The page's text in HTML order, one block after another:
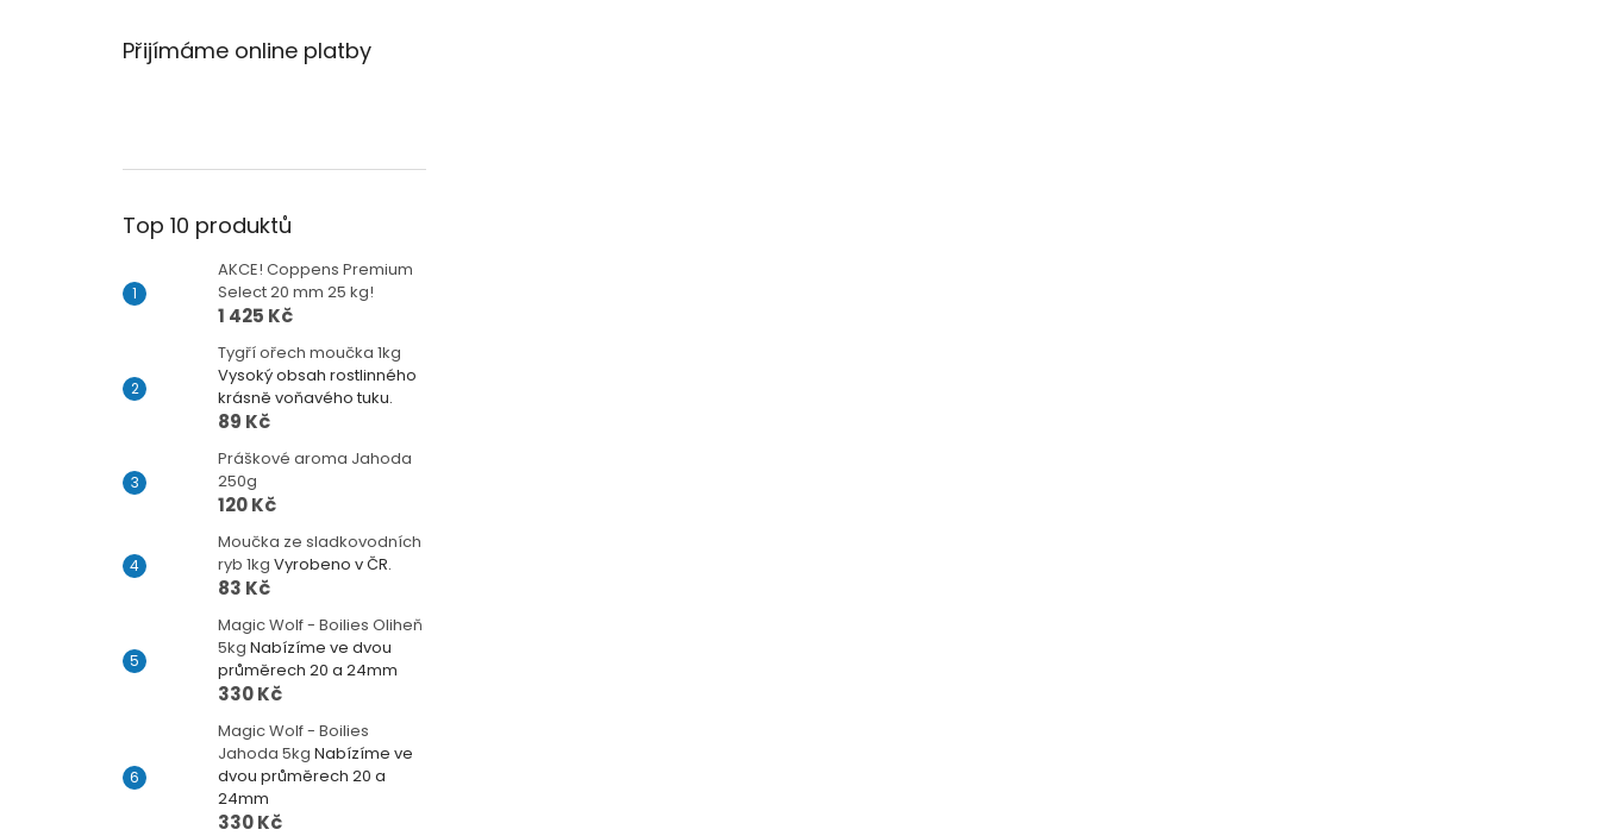
Přijímáme online platby
Top 10 produktů
AKCE! Coppens Premium
Select 20 mm 25 kg!
1 425 Kč
Tygří ořech moučka 1kg
Vysoký obsah rostlinného
krásně voňavého tuku.
89 Kč
Práškové aroma Jahoda
250g
120 Kč
Moučka ze sladkovodních
ryb 1kg Vyrobeno v ČR.
83 Kč
Magic Wolf - Boilies Oliheň
5kg Nabízíme ve dvou
průměrech 20 a 24mm
330 Kč
Magic Wolf - Boilies
Jahoda 5kg Nabízíme ve
dvou průměrech 20 a
24mm
330 Kč